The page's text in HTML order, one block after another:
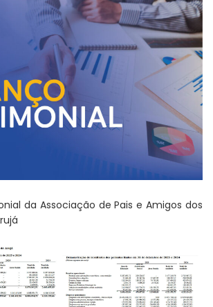
iniciam jornada no Legislativo
Sessão Simulada
Mogi das Cruzes
sobre diversidade e inclusão no
da Associação de Pais e Amigos dos